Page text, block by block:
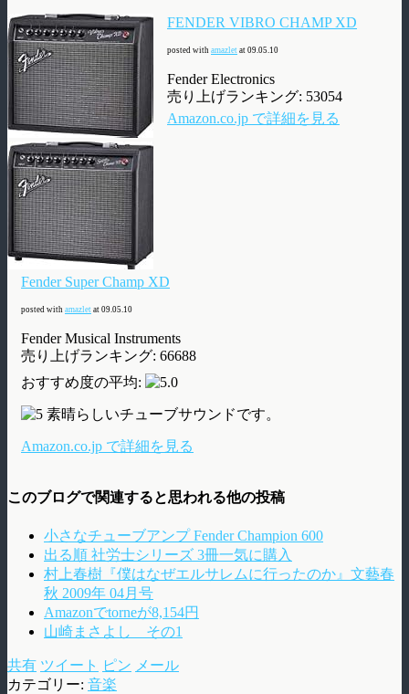
FENDER VIBRO CHAMP XD
posted with amazlet at 09.05.10
Fender Electronics
売り上げランキング: 53054
Amazon.co.jp で詳細を見る
Fender Super Champ XD
posted with amazlet at 09.05.10
Fender Musical Instruments
売り上げランキング: 66688
おすすめ度の平均:
素晴らしいチューブサウンドです。
Amazon.co.jp で詳細を見る
このブログで関連すると思われる他の投稿
小さなチューブアンプ Fender Champion 600
出る順 社労士シリーズ 3冊一気に購入
村上春樹『僕はなぜエルサレムに行ったのか』文藝春
秋 2009年 04月号
Amazonでtorneが8,154円
山崎まさよし その1
共有 ツイート ピン メール
カテゴリー: 音楽